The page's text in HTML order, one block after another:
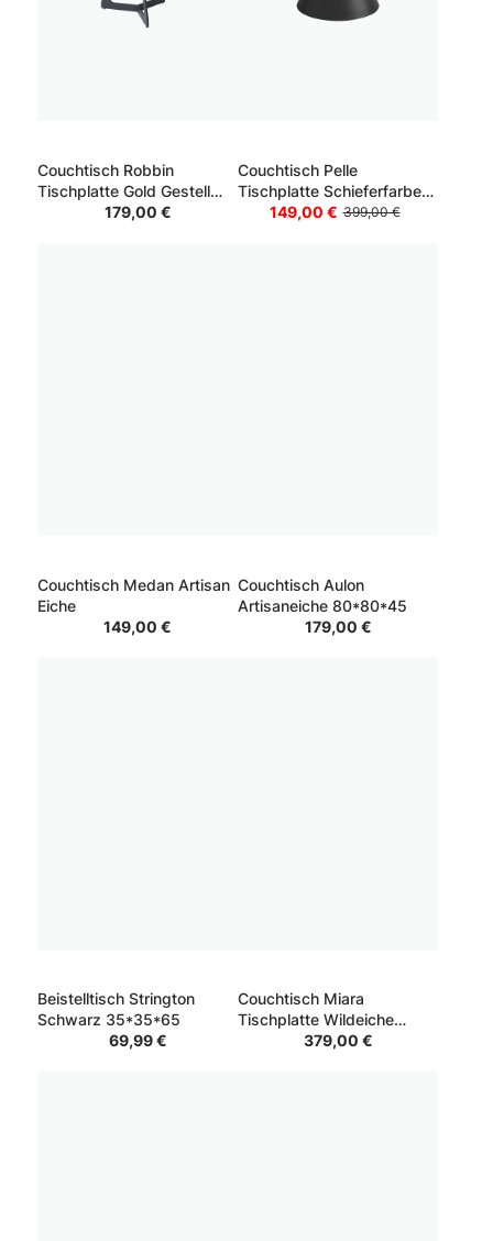
Couchtisch Robbin
Tischplatte Gold Gestell
Schwarz 60*60*45
179,00 €
Couchtisch Pelle
Tischplatte Schieferfarben
Gestell Schwarz
149,00 € 399,00 €
Couchtisch Medan Artisan
Eiche
149,00 €
Couchtisch Aulon
Artisaneiche 80*80*45
179,00 €
Beistelltisch Strington
Schwarz 35*35*65
69,99 €
Couchtisch Miara
Tischplatte Wildeiche
massiv Gestell Schwarz
379,00 €